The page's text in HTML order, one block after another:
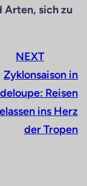
Arten, sich zu
NEXT
Zyklonsaison in
Reisen
ins Herz
der Tropen